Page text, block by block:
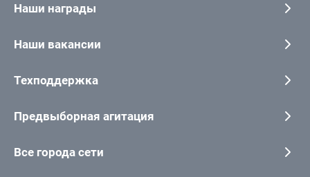
Наши награды
Наши вакансии
Техподдержка
Предвыборная агитация
Все города сети